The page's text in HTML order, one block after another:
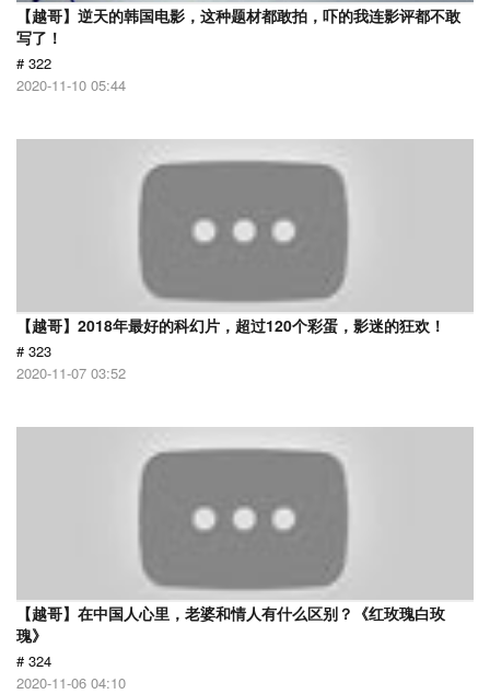
【越哥】逆天的韩国电影，这种题材都敢拍，吓的我连影评都不敢
写了！
# 322
2020-11-10 05:44
【越哥】2018年最好的科幻片，超过120个彩蛋，影迷的狂欢！
# 323
2020-11-07 03:52
【越哥】在中国人心里，老婆和情人有什么区别？《红玫瑰白玫
瑰》
# 324
2020-11-06 04:10